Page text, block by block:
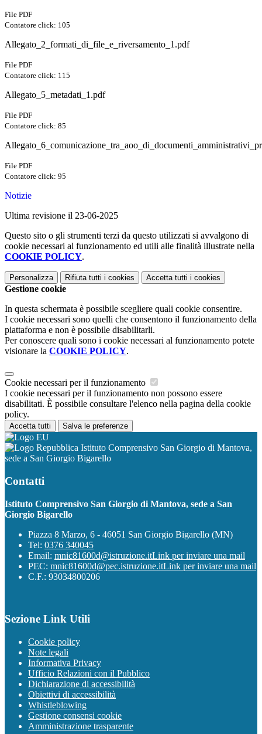
File PDF
Contatore click: 105
Allegato_2_formati_di_file_e_riversamento_1.pdf
File PDF
Contatore click: 115
Allegato_5_metadati_1.pdf
File PDF
Contatore click: 85
File PDF
Contatore click: 95
Notizie
Ultima revisione il 23-06-2025
Questo sito o gli strumenti terzi da questo utilizzati si avvalgono di
cookie necessari al funzionamento ed utili alle finalità illustrate nella
COOKIE POLICY.
Personalizza Rifiuta tutti i cookies Accetta tutti i cookies
Gestione cookie
In questa schermata è possibile scegliere quali cookie consentire.
I cookie necessari sono quelli che consentono il funzionamento della
piattaforma e non è possibile disabilitarli.
Per conoscere quali sono i cookie necessari al funzionamento potete
visionare la COOKIE POLICY.
Cookie necessari per il funzionamento
I cookie necessari per il funzionamento non possono essere
disabilitati. È possibile consultare l'elenco nella pagina della cookie
policy.
Accetta tutti Salva le preferenze
Istituto Comprensivo San Giorgio di Mantova,
sede a San Giorgio Bigarello
Contatti
Istituto Comprensivo San Giorgio di Mantova, sede a San
Giorgio Bigarello
Piazza 8 Marzo, 6 - 46051 San Giorgio Bigarello (MN)
Tel: 0376 340045
Email: mnic81600d@istruzione.itLink per inviare una mail
PEC: mnic81600d@pec.istruzione.itLink per inviare una mail
C.F.: 93034800206
Sezione Link Utili
Cookie policy
Note legali
Informativa Privacy
Ufficio Relazioni con il Pubblico
Dichiarazione di accessibilità
Obiettivi di accessibilità
Whistleblowing
Gestione consensi cookie
Amministrazione trasparente